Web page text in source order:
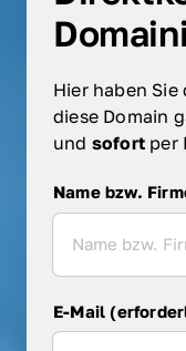
Hier haben
diese Domain
und sofort per
Name bzw.
Name bzw.
E-Mail